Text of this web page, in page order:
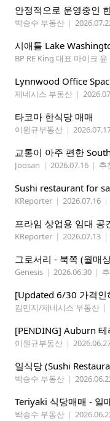
안정적으로 운영중인
박승수 부동산 |
시애틀 Lake
BP RE King 대표 마이크 윤
Lynnwood Office
제네시스 부동산 |
타코마 한식당 매매
이원규부동산 |
교통이 아주 편한
Joosan | 2026.07.16 | 추
Sushi restaurant for
KReporter | 2026.07.16 |
KReporter | 2026.07.13 |
그로서리 - 북쪽 (월매
Genesis | 2026.06.30 |
김민지/제네시스 부동산 |
[PENDING] Auburn 테
이원규부동산 |
일식당 (Sushi
박승수 부동산 |
Teriyaki 식당매매 - 일
박승수 부동산 |